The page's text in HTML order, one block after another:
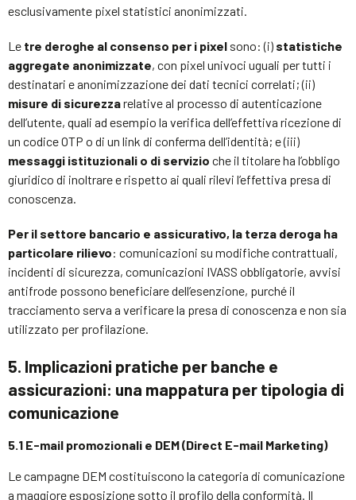
esclusivamente pixel statistici anonimizzati.
Le tre deroghe al consenso per i pixel sono: (i) statistiche
aggregate anonimizzate, con pixel univoci uguali per tutti i
destinatari e anonimizzazione dei dati tecnici correlati; (ii)
misure di sicurezzarelative al processo di autenticazione
dell’utente, quali ad esempio la verifica dell’effettiva ricezione di
un codice OTP o di un link di conferma dell’identità; e (iii)
messaggi istituzionali o di servizio che il titolare ha l’obbligo
giuridico di inoltrare e rispetto ai quali rilevi l’effettiva presa di
conoscenza.
Per il settore bancario e assicurativo, la terza deroga ha
particolare rilievo: comunicazioni su modifiche contrattuali,
incidenti di sicurezza, comunicazioni IVASS obbligatorie, avvisi
antifrode possono beneficiare dell’esenzione, purché il
tracciamento serva a verificare la presa di conoscenza e non sia
utilizzato per profilazione.
5. Implicazioni pratiche per banche e
assicurazioni: una mappatura per tipologia di
comunicazione
5.1 E-mail promozionali e DEM (Direct E-mail Marketing)
Le campagne DEM costituiscono la categoria di comunicazione
a maggiore esposizione sotto il profilo della conformità. Il